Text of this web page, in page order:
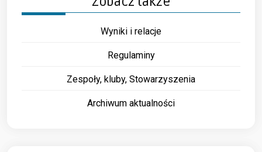
Wyniki i relacje
Regulaminy
Zespoły, kluby, Stowarzyszenia
Archiwum aktualności